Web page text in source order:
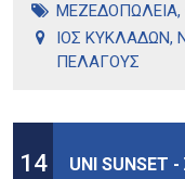
ΜΕΖΕΔΟΠΩΛΕΙΑ,
ΙΟΣ ΚΥΚΛΑΔΩΝ,
ΠΕΛΑΓΟΥΣ
14 UNI SUNSET